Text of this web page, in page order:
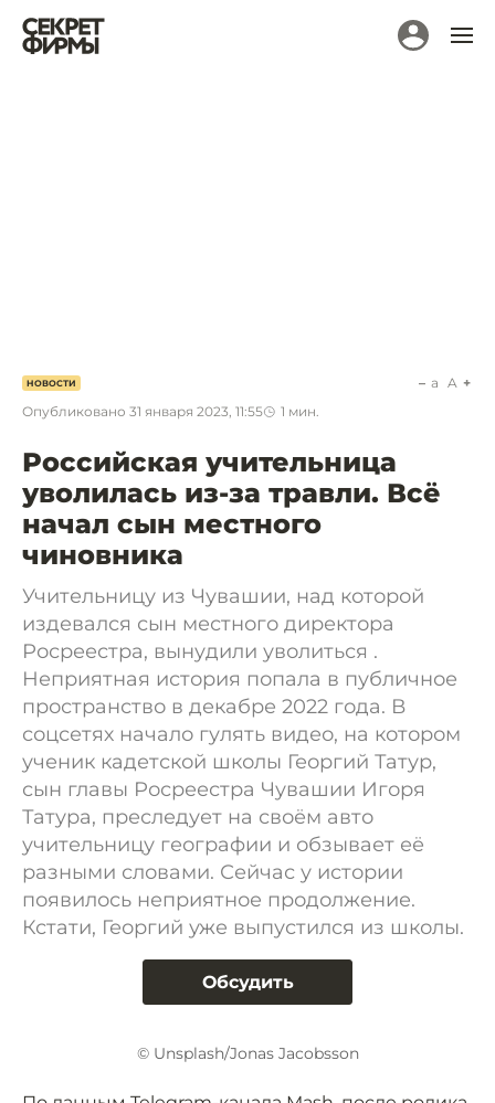
НОВОСТИ
Опубликовано 31 января 2023, 11:55 1 мин.
a A
Российская учительница
уволилась из-за травли. Всё
начал сын местного
чиновника
Учительницу из Чувашии, над которой
издевался сын местного директора
Росреестра, вынудили уволиться .
Неприятная история попала в публичное
пространство в декабре 2022 года. В
соцсетях начало гулять видео, на котором
ученик кадетской школы Георгий Татур,
сын главы Росреестра Чувашии Игоря
Татура, преследует на своём авто
учительницу географии и обзывает её
разными словами. Сейчас у истории
появилось неприятное продолжение.
Кстати, Георгий уже выпустился из школы.
Обсудить
© Unsplash/Jonas Jacobsson